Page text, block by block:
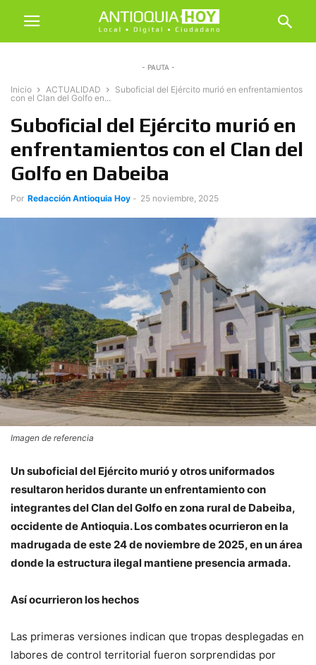
- PAUTA -
Inicio ACTUALIDAD
Suboficial del Ejército murió en enfrentamientos
con el Clan del Golfo en...
Suboficial del Ejército murió en
enfrentamientos con el Clan del
Golfo en Dabeiba
Por Redacción Antioquia Hoy - 25 noviembre, 2025
Imagen de referencia
Un suboficial del Ejército murió y otros uniformados
resultaron heridos durante un enfrentamiento con
integrantes del Clan del Golfo en zona rural de Dabeiba,
occidente de Antioquia. Los combates ocurrieron en la
madrugada de este 24 de noviembre de 2025, en un área
donde la estructura ilegal mantiene presencia armada.
Así ocurrieron los hechos
Las primeras versiones indican que tropas desplegadas en
labores de control territorial fueron sorprendidas por